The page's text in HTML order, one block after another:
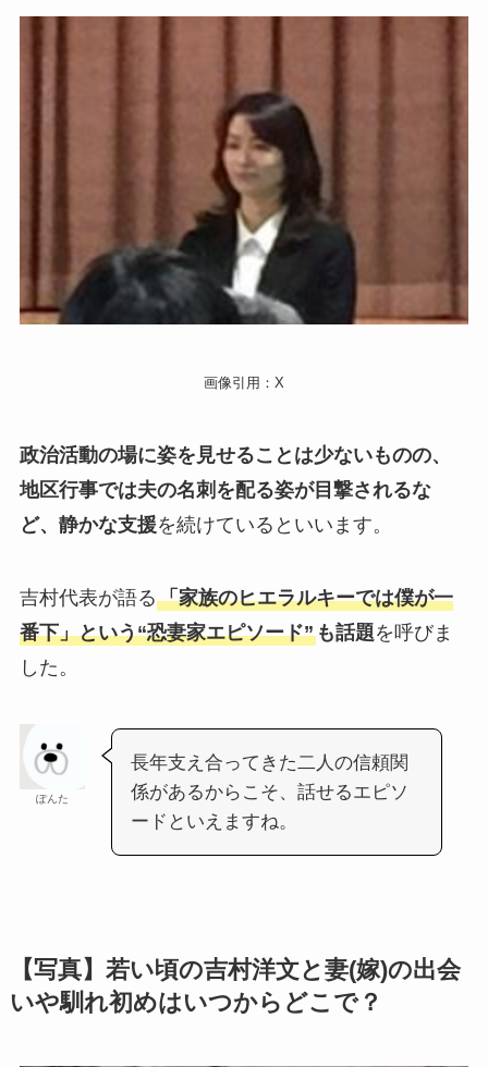
画像引用：X
政治活動の場に姿を見せることは少ないものの、
地区行事では夫の名刺を配る姿が目撃されるな
ど、静かな支援を続けているといいます。
吉村代表が語る「家族のヒエラルキーでは僕が一
番下」という“恐妻家エピソード”も話題を呼びま
した。
ぽんた
長年支え合ってきた二人の信頼関
係があるからこそ、話せるエピソ
ードといえますね。
【写真】若い頃の吉村洋文と妻(嫁)の出会
いや馴れ初めはいつからどこで？